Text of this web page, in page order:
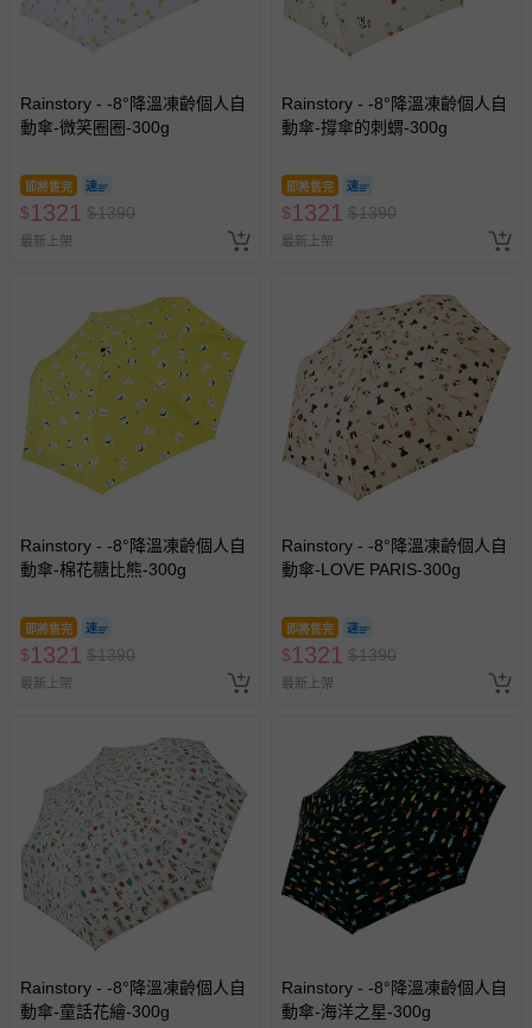
Rainstory - -8°降溫凍齡個人自
動傘-微笑圈圈-300g
即將售完
$1321 $1390
最新上架
Rainstory - -8°降溫凍齡個人自
動傘-撐傘的刺蝟-300g
即將售完
$1321 $1390
最新上架
Rainstory - -8°降溫凍齡個人自
動傘-棉花糖比熊-300g
即將售完
$1321 $1390
最新上架
Rainstory - -8°降溫凍齡個人自
動傘-LOVE PARIS-300g
即將售完
$1321 $1390
最新上架
Rainstory - -8°降溫凍齡個人自
動傘-童話花繪-300g
Rainstory - -8°降溫凍齡個人自
動傘-海洋之星-300g